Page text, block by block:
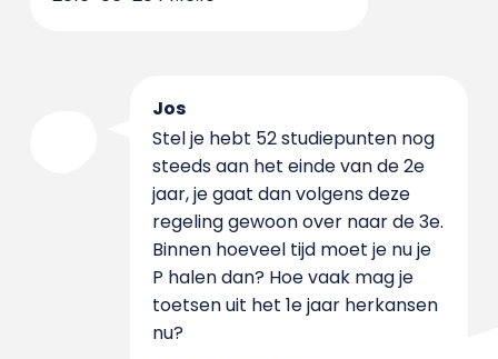
Jos
Stel je hebt 52 studiepunten nog
steeds aan het einde van de 2e
jaar, je gaat dan volgens deze
regeling gewoon over naar de 3e.
Binnen hoeveel tijd moet je nu je
P halen dan? Hoe vaak mag je
toetsen uit het 1e jaar herkansen
nu?